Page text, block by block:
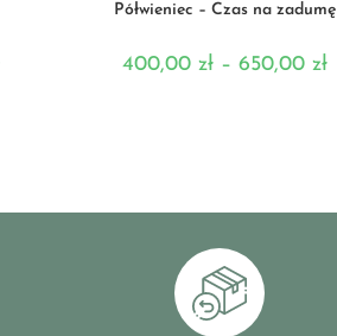
Półwieniec – Czas na zadumę
400,00 zł – 650,00 zł